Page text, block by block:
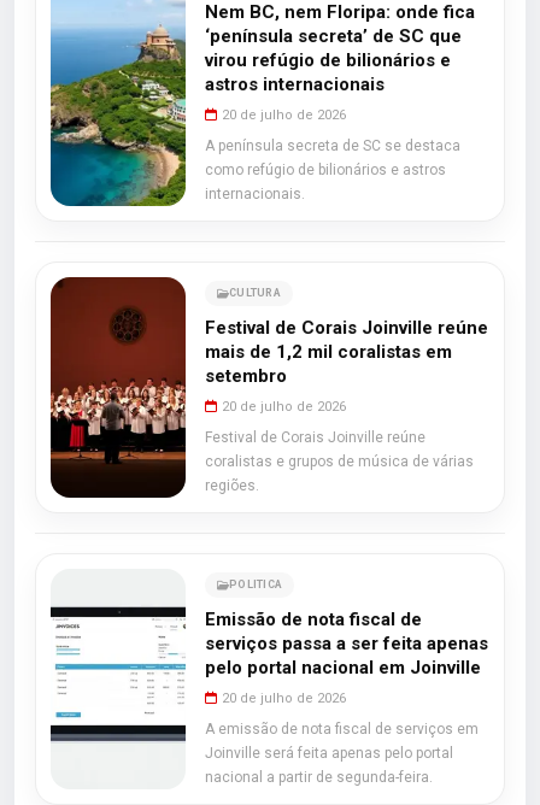
Nem BC, nem Floripa: onde fica
‘península secreta’ de SC que
virou refúgio de bilionários e
astros internacionais
20 de julho de 2026
A península secreta de SC se destaca
como refúgio de bilionários e astros
internacionais.
CULTURA
Festival de Corais Joinville reúne
mais de 1,2 mil coralistas em
setembro
20 de julho de 2026
Festival de Corais Joinville reúne
coralistas e grupos de música de várias
regiões.
POLITICA
Emissão de nota fiscal de
serviços passa a ser feita apenas
pelo portal nacional em Joinville
20 de julho de 2026
A emissão de nota fiscal de serviços em
Joinville será feita apenas pelo portal
nacional a partir de segunda-feira.